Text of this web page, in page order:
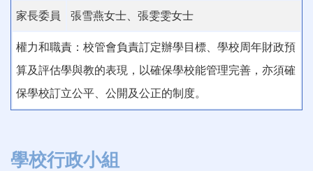
家長委員 張雪燕女士、張雯雯女士
權力和職責：校管會負責訂定辦學目標、學校周年財政預
算及評估學與教的表現，以確保學校能管理完善，亦須確
保學校訂立公平、公開及公正的制度。
學校行政小組